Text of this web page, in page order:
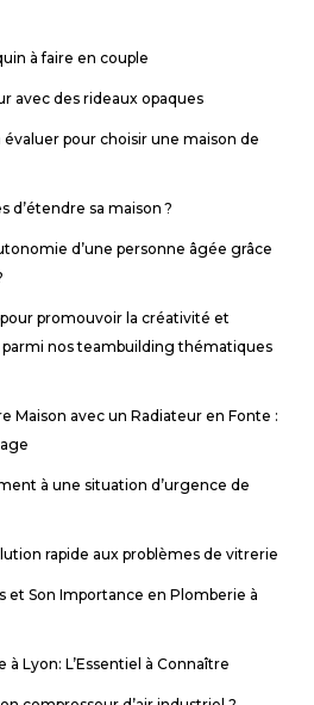
à faire en couple
avec des rideaux opaques
pour choisir une maison de
d’étendre sa maison ?
d’une personne âgée grâce
promouvoir la créativité et
parmi nos teambuilding thématiques
Maison avec un Radiateur en Fonte :
à une situation d’urgence de
rapide aux problèmes de vitrerie
et Son Importance en Plomberie à
Lyon: L’Essentiel à Connaître